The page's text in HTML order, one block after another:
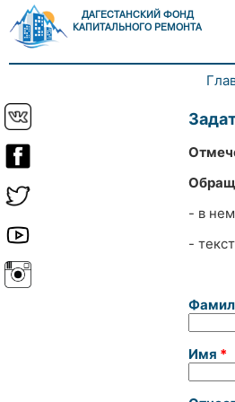
ДАГЕСТАНСКИЙ ФОНД
КАПИТАЛЬНОГО РЕМОНТА
- в
-
Имя *